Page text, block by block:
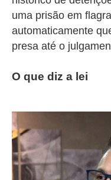
uma prisão em
automaticamente
presa até o
O que diz a lei